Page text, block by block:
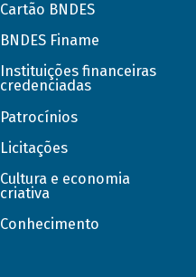
Cartão BNDES
BNDES Finame
Instituições financeiras
credenciadas
Patrocínios
Licitações
Cultura e economia
criativa
Conhecimento